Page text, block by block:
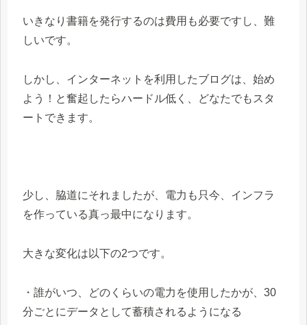
いきなり書籍を発行するのは費用も必要ですし、難
しいです。
しかし、インターネットを利用したブログは、始め
よう！と奮起したらハードル低く、どなたでもスタ
ートできます。
少し、脇道にそれましたが、電力も只今、インフラ
を作っている真っ最中になります。
大きな変化は以下の2つです。
・誰がいつ、どのくらいの電力を使用したかが、30
分ごとにデータとして蓄積されるようになる